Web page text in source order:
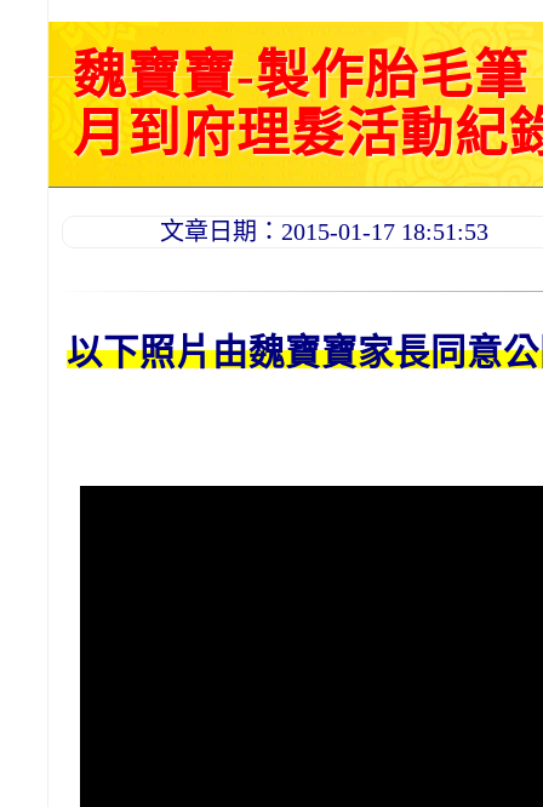
魏寶寶-製作胎毛
月到府理髮活動紀
文章日期：2015-01-17 18:51:53
以下照片由魏寶寶家長同意